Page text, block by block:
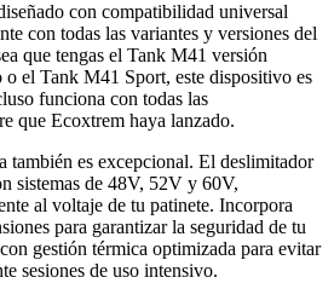
con compatibilidad universal
con todas las variantes y versiones del
que tengas el Tank M41 versión
o el Tank M41 Sport, este dispositivo es
funciona con todas las
que Ecoxtrem haya lanzado.
también es excepcional. El deslimitador
sistemas de 48V, 52V y 60V,
al voltaje de tu patinete. Incorpora
para garantizar la seguridad de tu
gestión térmica optimizada para evitar
sesiones de uso intensivo.